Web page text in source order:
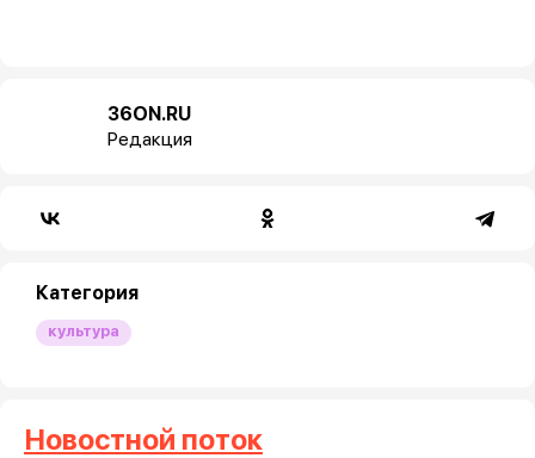
36ON.RU
Редакция
Категория
культура
Новостной поток